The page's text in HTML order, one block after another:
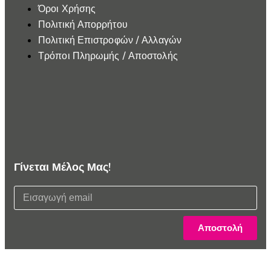
Όροι Χρήσης
Πολιτική Απορρήτου
Πολιτική Επιστροφών / Αλλαγών
Τρόποι Πληρωμής / Αποστολής
Γίνεται Μέλος Μας!
Αποστολή